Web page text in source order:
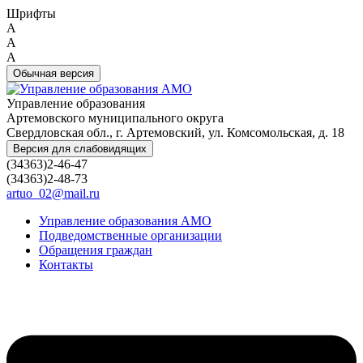
Шрифты
A
A
A
Обычная версия
Управление образования
Артемовского муниципального округа
Свердловская обл., г. Артемовский, ул. Комсомольская, д. 18
Версия для слабовидящих
(34363)2-46-47
(34363)2-48-73
artuo_02@mail.ru
Управление образования АМО
Подведомственные организации
Обращения граждан
Контакты